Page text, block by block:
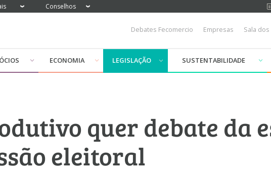
Conselhos
Debates Fecomercio Empresas Sala
ECONOMIA LEGISLAÇÃO SUSTENTABILIDADE
quer debate da
eleitoral